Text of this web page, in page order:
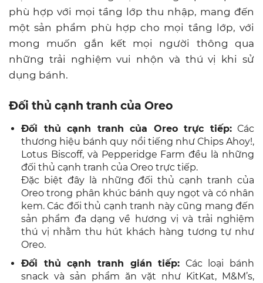
phù hợp với mọi tầng lớp thu nhập, mang đến
một sản phẩm phù hợp cho mọi tầng lớp, với
mong muốn gắn kết mọi người thông qua
những trải nghiệm vui nhộn và thú vị khi sử
dụng bánh.
Đối thủ cạnh tranh của Oreo
Đối thủ cạnh tranh của Oreo trực tiếp:Các
thương hiệu bánh quy nổi tiếng như Chips Ahoy!,
Lotus Biscoff, và Pepperidge Farm đều là những
đối thủ cạnh tranh của Oreo trực tiếp.
Đặc biệt đây là những đối thủ cạnh tranh của
Oreo trong phân khúc bánh quy ngọt và có nhân
kem. Các đối thủ cạnh tranh này cũng mang đến
sản phẩm đa dạng về hương vị và trải nghiệm
thú vị nhằm thu hút khách hàng tương tự như
Oreo.
Đối thủ cạnh tranh gián tiếp: Các loại bánh
snack và sản phẩm ăn vặt như KitKat, M&M’s,